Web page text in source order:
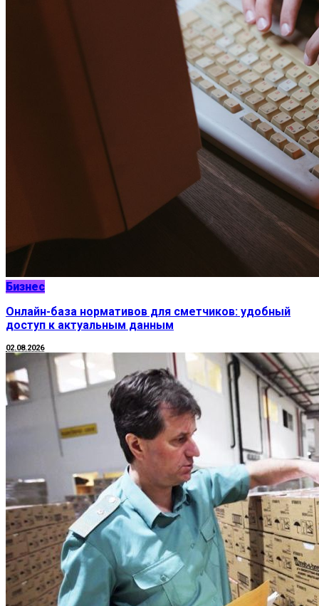
Бизнес
Онлайн-база нормативов для сметчиков: удобный
доступ к актуальным данным
02.08.2026